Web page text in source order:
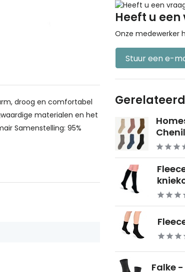
droog en comfortabel
materialen en het
Samenstelling: 95%
Heeft u
Onze medewerker
Stuur een e-
Falke